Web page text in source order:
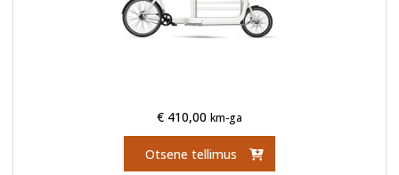
€ 410,00 km-ga
Otsene tellimus